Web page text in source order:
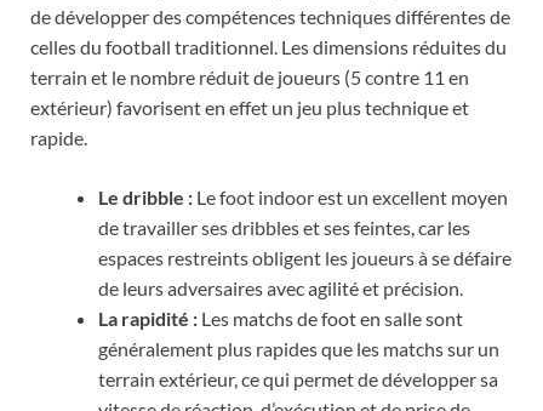
de développer des compétences techniques différentes de
celles du football traditionnel. Les dimensions réduites du
terrain et le nombre réduit de joueurs (5 contre 11 en
extérieur) favorisent en effet un jeu plus technique et
rapide.
Le dribble : Le foot indoor est un excellent moyen
de travailler ses dribbles et ses feintes, car les
espaces restreints obligent les joueurs à se défaire
de leurs adversaires avec agilité et précision.
La rapidité : Les matchs de foot en salle sont
généralement plus rapides que les matchs sur un
terrain extérieur, ce qui permet de développer sa